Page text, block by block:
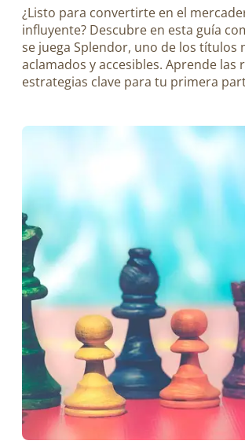
¿Listo para convertirte en el
influyente? Descubre en esta guía
se juega Splendor, uno de los títulos
aclamados y accesibles. Aprende las
estrategias clave para tu primera